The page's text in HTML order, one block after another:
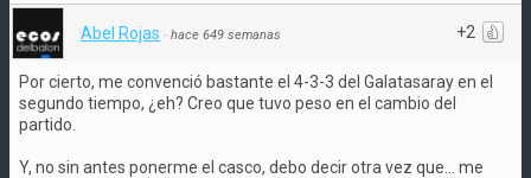
+2
Abel Rojas · hace 649 semanas
Por cierto, me convenció bastante el 4-3-3 del Galatasaray en el
segundo tiempo, ¿eh? Creo que tuvo peso en el cambio del
partido.
Y, no sin antes ponerme el casco, debo decir otra vez que... me